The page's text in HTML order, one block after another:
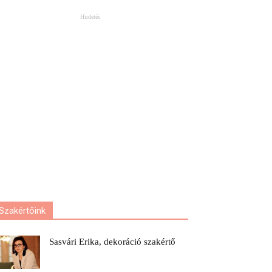
Hirdetés
Sasvári Erika, dekoráció szakértő